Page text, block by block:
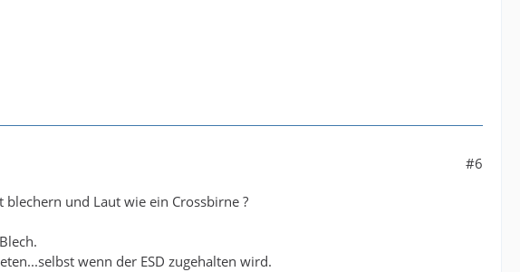
#6
blechern und Laut wie ein Crossbirne ?
wenn der ESD zugehalten wird.